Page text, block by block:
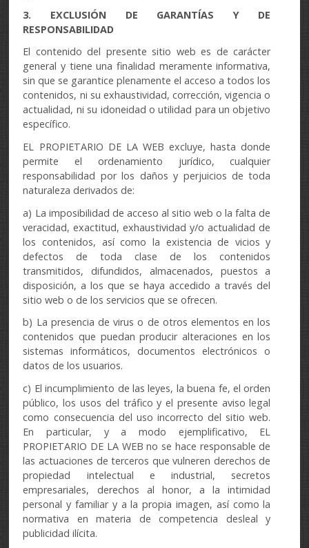
3. EXCLUSIÓN DE GARANTÍAS Y DE
RESPONSABILIDAD
El contenido del presente sitio web es de carácter
general y tiene una finalidad meramente informativa,
sin que se garantice plenamente el acceso a todos los
contenidos, ni su exhaustividad, corrección, vigencia o
actualidad, ni su idoneidad o utilidad para un objetivo
específico.
EL PROPIETARIO DE LA WEB excluye, hasta donde
permite el ordenamiento jurídico, cualquier
responsabilidad por los daños y perjuicios de toda
naturaleza derivados de:
a) La imposibilidad de acceso al sitio web o la falta de
veracidad, exactitud, exhaustividad y/o actualidad de
los contenidos, así como la existencia de vicios y
defectos de toda clase de los contenidos
transmitidos, difundidos, almacenados, puestos a
disposición, a los que se haya accedido a través del
sitio web o de los servicios que se ofrecen.
b) La presencia de virus o de otros elementos en los
contenidos que puedan producir alteraciones en los
sistemas informáticos, documentos electrónicos o
datos de los usuarios.
c) El incumplimiento de las leyes, la buena fe, el orden
público, los usos del tráfico y el presente aviso legal
como consecuencia del uso incorrecto del sitio web.
En particular, y a modo ejemplificativo, EL
PROPIETARIO DE LA WEB no se hace responsable de
las actuaciones de terceros que vulneren derechos de
propiedad intelectual e industrial, secretos
empresariales, derechos al honor, a la intimidad
personal y familiar y a la propia imagen, así como la
normativa en materia de competencia desleal y
publicidad ilícita.